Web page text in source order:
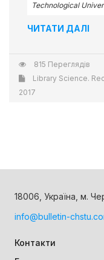
Technological
ЧИТАТИ ДАЛІ
815 Переглядів
Library Science.
2017
18006, Україна, м.
info@bulletin-
Контакти